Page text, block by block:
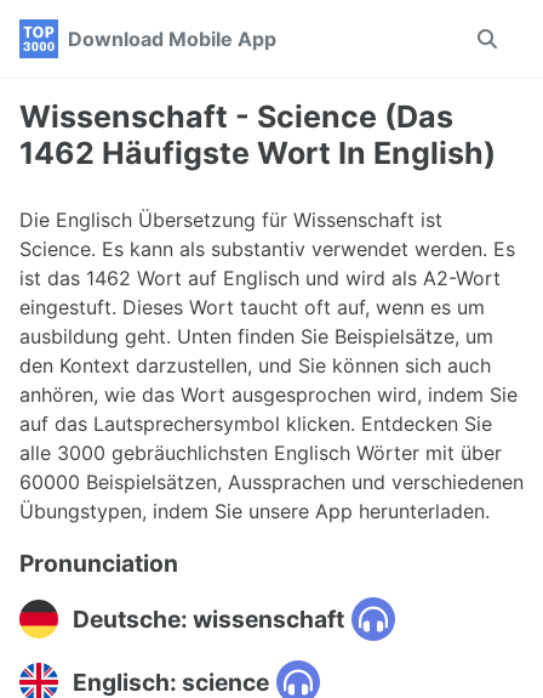
Skip
navigation
Skip
Skip
Download Mobile App
Toggle
Wissenschaft - Science (Das
1462 Häufigste Wort In English)
Die Englisch Übersetzung für Wissenschaft ist
Science. Es kann als substantiv verwendet werden. Es
ist das 1462 Wort auf Englisch und wird als A2-Wort
eingestuft. Dieses Wort taucht oft auf, wenn es um
ausbildung geht. Unten finden Sie Beispielsätze, um
den Kontext darzustellen, und Sie können sich auch
anhören, wie das Wort ausgesprochen wird, indem Sie
auf das Lautsprechersymbol klicken. Entdecken Sie
alle 3000 gebräuchlichsten Englisch Wörter mit über
60000 Beispielsätzen, Aussprachen und verschiedenen
Übungstypen, indem Sie unsere App herunterladen.
Pronunciation
Deutsche: wissenschaft
Englisch: science